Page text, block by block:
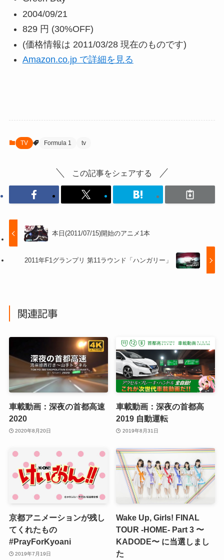
2004/09/21
829 円 (30%OFF)
(価格情報は 2011/03/28 現在のものです)
Amazon.co.jp で詳細を見る
TV Formula 1 tv
この記事をシェアする
本日(2011/07/15)開始のアニメ1本
2011年F1グランプリ 第11ラウンド「ハンガリー」
関連記事
車載動画：深夜の首都高速
2020
2020年8月20日
車載動画：深夜の首都高
2019 自動運転
2019年8月31日
京都アニメーションが残し
てくれたもの
#PrayForKyoani
2019年7月19日
Wake Up, Girls! FINAL
TOUR -HOME- Part 3 〜
KADODE〜 に当選しまし
た